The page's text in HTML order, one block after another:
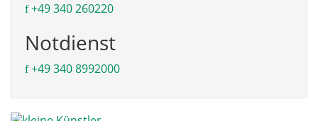
+49 340 260220
Notdienst
+49 340 8992000